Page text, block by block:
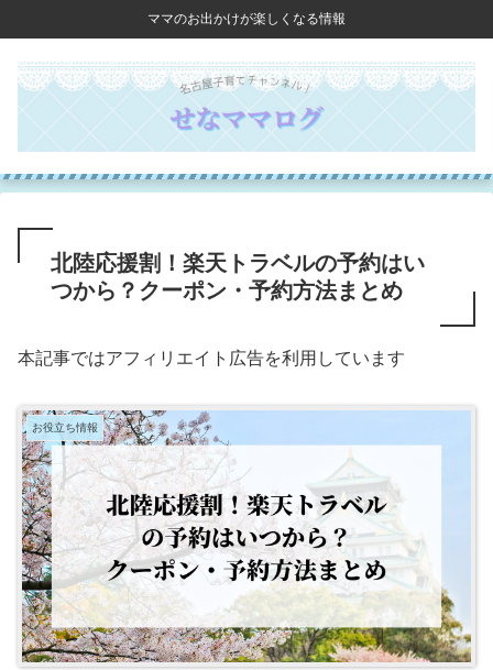
ママのお出かけが楽しくなる情報
北陸応援割！楽天トラベルの予約はい
つから？クーポン・予約方法まとめ
本記事ではアフィリエイト広告を利用しています
お役立ち情報